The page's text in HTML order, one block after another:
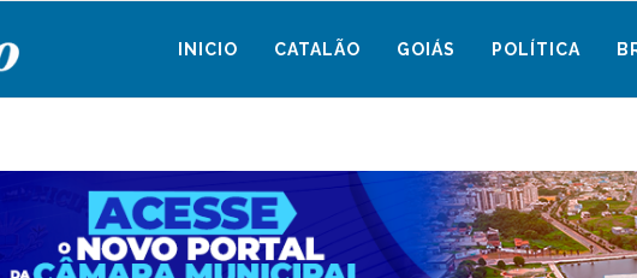
INICIO CATALÃO GOIÁS POLÍTICA